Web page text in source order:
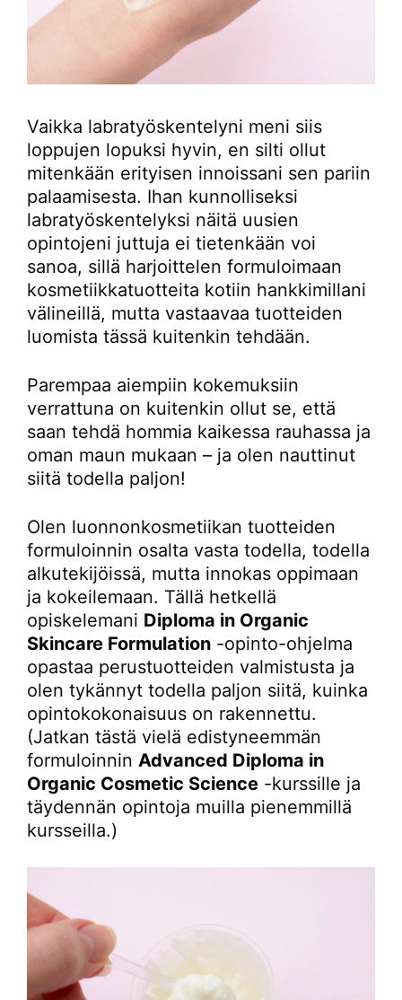
Vaikka labratyöskentelyni meni siis
loppujen lopuksi hyvin, en silti ollut
mitenkään erityisen innoissani sen pariin
palaamisesta. Ihan kunnolliseksi
labratyöskentelyksi näitä uusien
opintojeni juttuja ei tietenkään voi
sanoa, sillä harjoittelen formuloimaan
kosmetiikkatuotteita kotiin hankkimillani
välineillä, mutta vastaavaa tuotteiden
luomista tässä kuitenkin tehdään.
Parempaa aiempiin kokemuksiin
verrattuna on kuitenkin ollut se, että
saan tehdä hommia kaikessa rauhassa ja
oman maun mukaan – ja olen nauttinut
siitä todella paljon!
Olen luonnonkosmetiikan tuotteiden
formuloinnin osalta vasta todella, todella
alkutekijöissä, mutta innokas oppimaan
ja kokeilemaan. Tällä hetkellä
opiskelemani Diploma in Organic
Skincare Formulation -opinto-ohjelma
opastaa perustuotteiden valmistusta ja
olen tykännyt todella paljon siitä, kuinka
opintokokonaisuus on rakennettu.
(Jatkan tästä vielä edistyneemmän
formuloinnin Advanced Diploma in
Organic Cosmetic Science -kurssille ja
täydennän opintoja muilla pienemmillä
kursseilla.)